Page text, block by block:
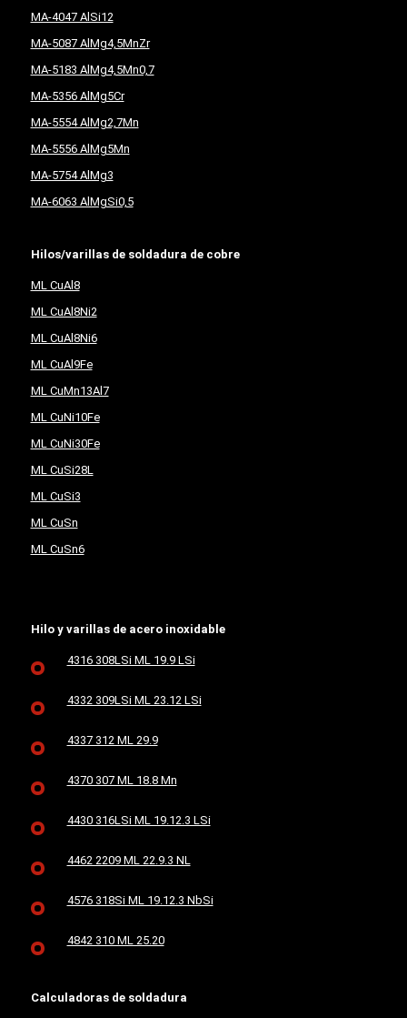
MA-4047 AlSi12
MA-5087 AlMg4,5MnZr
MA-5183 AlMg4,5Mn0,7
MA-5356 AlMg5Cr
MA-5554 AlMg2,7Mn
MA-5556 AlMg5Mn
MA-5754 AlMg3
MA-6063 AlMgSi0,5
Hilos/varillas de soldadura de cobre
ML CuAl8
ML CuAl8Ni2
ML CuAl8Ni6
ML CuAl9Fe
ML CuMn13Al7
ML CuNi10Fe
ML CuNi30Fe
ML CuSi28L
ML CuSi3
ML CuSn
ML CuSn6
Hilo y varillas de acero inoxidable
4316 308LSi ML 19.9 LSi
4332 309LSi ML 23.12 LSi
4337 312 ML 29.9
4370 307 ML 18.8 Mn
4430 316LSi ML 19.12.3 LSi
4462 2209 ML 22.9.3 NL
4576 318Si ML 19.12.3 NbSi
4842 310 ML 25.20
Calculadoras de soldadura